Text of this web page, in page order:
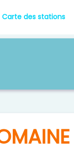
Carte des stations